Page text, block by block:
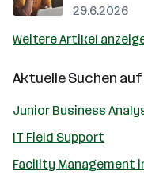
29.6.2026
Weitere Artikel
Aktuelle Suchen auf
Junior Business
IT Field Support
Facility Management